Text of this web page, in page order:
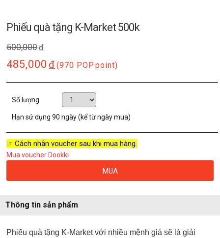
Phiếu quà tặng K-Market 500k
500,000đ
485,000 đ (970 POP point)
Số lượng
Hạn sử dụng90 ngày (kể từ ngày mua)
☞ Cách nhận voucher sau khi mua hàng.
Mua voucher Dookki
MUA
Thông tin sản phẩm
Phiếu quà tặng K-Market với nhiều mệnh giá sẽ là giải